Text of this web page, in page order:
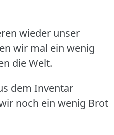
wieder unser
wir mal ein wenig
die Welt.
dem Inventar
noch ein wenig Brot